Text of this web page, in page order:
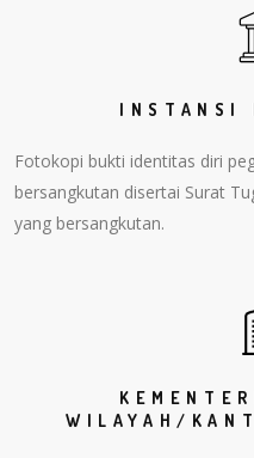
INSTANSI
Fotokopi bukti identitas diri
bersangkutan disertai Surat
yang bersangkutan.
WILAYAH/